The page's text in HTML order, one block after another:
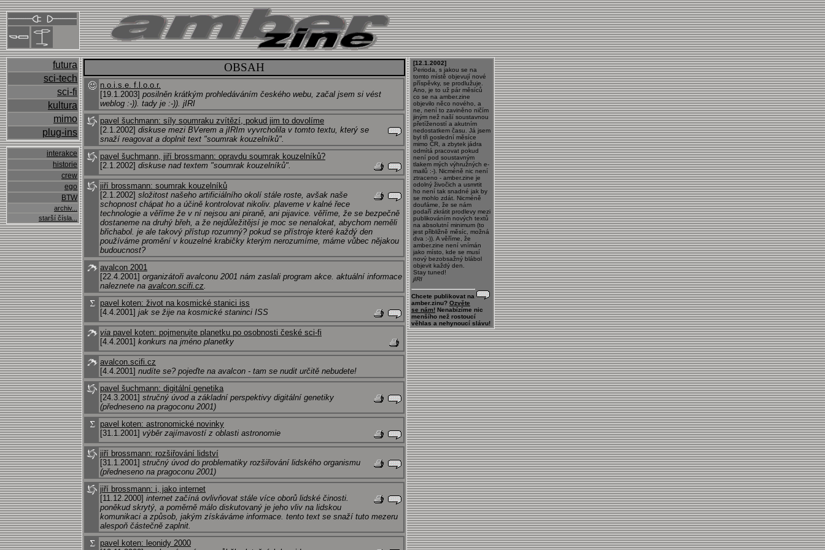
futura
sci-tech
sci-fi
kultura
mimo
plug-ins
interakce
historie
crew
ego
BTW
archiv...
starší čísla...
OBSAH
n.o.i.s.e. f.l.o.o.r.
[19.1.2003] posilněn krátkým prohledáváním českého webu, začal jsem si vést
weblog :-)). tady je :-)). jIRI
pavel šuchmann: síly soumraku zvítězí, pokud jim to dovolíme
[2.1.2002] diskuse mezi BVerem a jIRIm vyvrcholila v tomto textu, který se
snaží reagovat a doplnit text "soumrak kouzelníků".
pavel šuchmann, jiří brossmann: opravdu soumrak kouzelníků?
[2.1.2002] diskuse nad textem "soumrak kouzelníků".
jiří brossmann: soumrak kouzelníků
[2.1.2002] složitost našeho artificiálního okolí stále roste, avšak naše
schopnost chápat ho a účině kontrolovat nikoliv. plaveme v kalné řece
technologie a věříme že v ní nejsou ani piraně, ani pijavice. věříme, že se bezpečně
dostaneme na druhý břeh, a že nejdůležitějsí je moc se nenalokat, abychom neměli
břichabol. je ale takový přístup rozumný? pokud se přístroje které každý den
používáme promění v kouzelné krabičky kterým nerozumíme, máme vůbec nějakou
budoucnost?
avalcon 2001
[22.4.2001] organizátoři avalconu 2001 nám zaslali program akce. aktuální informace
naleznete na avalcon.scifi.cz.
pavel koten: život na kosmické stanici iss
[4.4.2001] jak se žije na kosmické staninci ISS
via pavel koten: pojmenujte planetku po osobnosti české sci-fi
[4.4.2001] konkurs na jméno planetky
avalcon.scifi.cz
[4.4.2001] nudíte se? pojeďte na avalcon - tam se nudit určitě nebudete!
pavel šuchmann: digitální genetika
[24.3.2001] stručný úvod a základní perspektivy digitální genetiky
(předneseno na pragoconu 2001)
pavel koten: astronomické novinky
[31.1.2001] výběr zajímavostí z oblasti astronomie
jiří brossmann: rozšiřování lidství
[31.1.2001] stručný úvod do problematiky rozšiřování lidského organismu
(předneseno na pragoconu 2001)
jiří brossmann: i, jako internet
[11.12.2000] internet začíná ovlivňovat stále více oborů lidské činosti.
poněkud skrytý, a poměrně málo diskutovaný je jeho vliv na lidskou
komunikaci a způsob, jakým získáváme informace. tento text se snaží tuto mezeru
alespoň částečně zaplnit.
pavel koten: leonidy 2000
[12.1.2002]
Perioda, s jakou se na
tomto místě objevují nové
příspěvky, se prodlužuje.
Ano, je to už pár měsíců
co se na amber.zine
objevilo něco nového, a
ne, není to zaviněno ničím
jiným než naší soustavnou
přetížeností a akutním
nedostatkem času. Já jsem
byl tři poslední měsíce
mimo ČR, a zbytek jádra
odmítá pracovat pokud
není pod soustavným
tlakem mých výhružných e-
mailů :-). Nicméně nic není
ztraceno - amber.zine je
odolný živočich a usmrtit
ho není tak snadné jak by
se mohlo zdát. Nicméně
doufáme, že se nám
podaří zkrátit prodlevy mezi
publikováním nových textů
na absolutní minimum (to
jest přibližně měsíc, možná
dva :-)). A věříme, že
amber.zine není vnímán
jako místo, kde se musí
nový bezobsažný blábol
objevit každý den.
Stay tuned!
jIRI
Chcete publikovat na
amber.zinu? Ozvěte
se nám! Nenabízíme nic
menšího než rostoucí
věhlas a nehynoucí slávu!